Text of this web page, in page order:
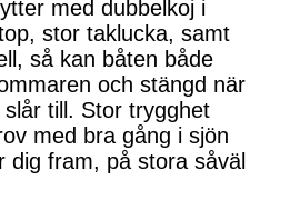
med dubbelkoj i
stor taklucka, samt
så kan båten både
och stängd när
till. Stor trygghet
med bra gång i sjön
dig fram, på stora såväl